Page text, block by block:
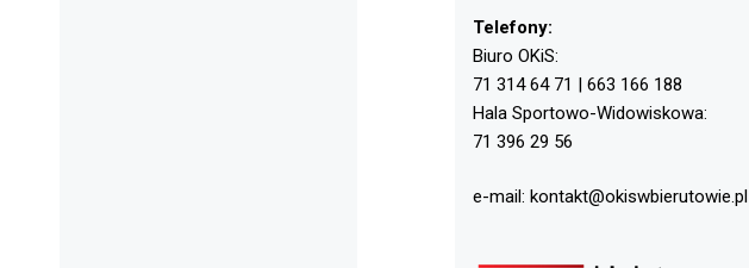
Telefony:
Biuro OKiS:
71 314 64 71 | 663 166 188
Hala Sportowo-Widowiskowa:
71 396 29 56
e-mail: kontakt@okiswbierutowie.pl